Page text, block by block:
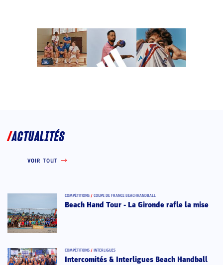
ACTUALITÉS
VOIR TOUT
COMPÉTITIONS / COUPE DE FRANCE BEACHHANDBALL
Beach Hand Tour - La Gironde rafle la mise
COMPÉTITIONS / INTERLIGUES
Intercomités & Interligues Beach Handball